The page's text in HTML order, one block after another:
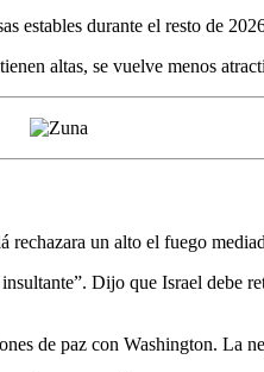
estables durante el resto de
altas, se vuelve menos
rechazara un alto el fuego
Dijo que Israel debe
de paz con Washington. La